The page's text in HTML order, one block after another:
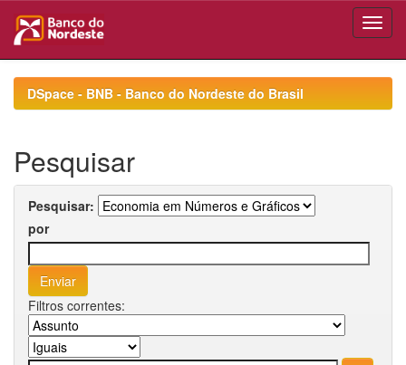
navigationDSpace - BNB - Banco do Nordeste do Brasil
Pesquisar
Pesquisar:
por
Filtros correntes: